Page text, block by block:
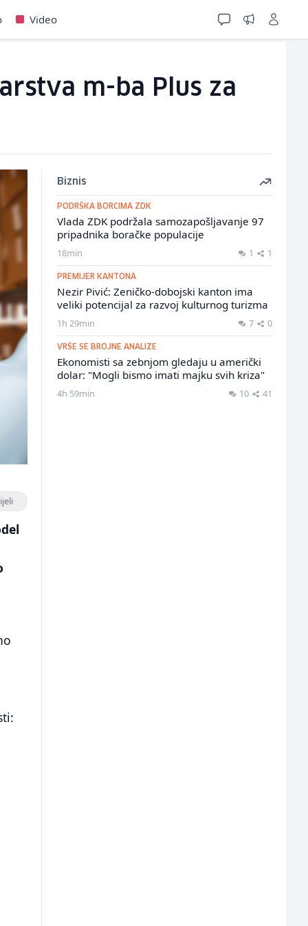
Video
m-ba Plus za
Biznis
PODRŠKA BORCIMA ZDK
Vlada ZDK podržala samozapošljavanje 97
pripadnika boračke populacije
18min 1 1
PREMIJER KANTONA
Nezir Pivić: Zeničko-dobojski kanton ima
veliki potencijal za razvoj kulturnog turizma
1h 29min 7 0
VRŠE SE BROJNE ANALIZE
Ekonomisti sa zebnjom gledaju u američki
dolar: "Mogli bismo imati majku svih kriza"
4h 59min 10 41